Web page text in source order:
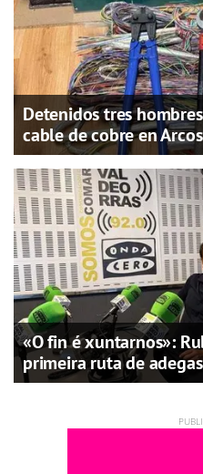
Detenidos tres
cable de cobre en Arcos
«O fin é xuntarnos»:
primeira ruta de adegas